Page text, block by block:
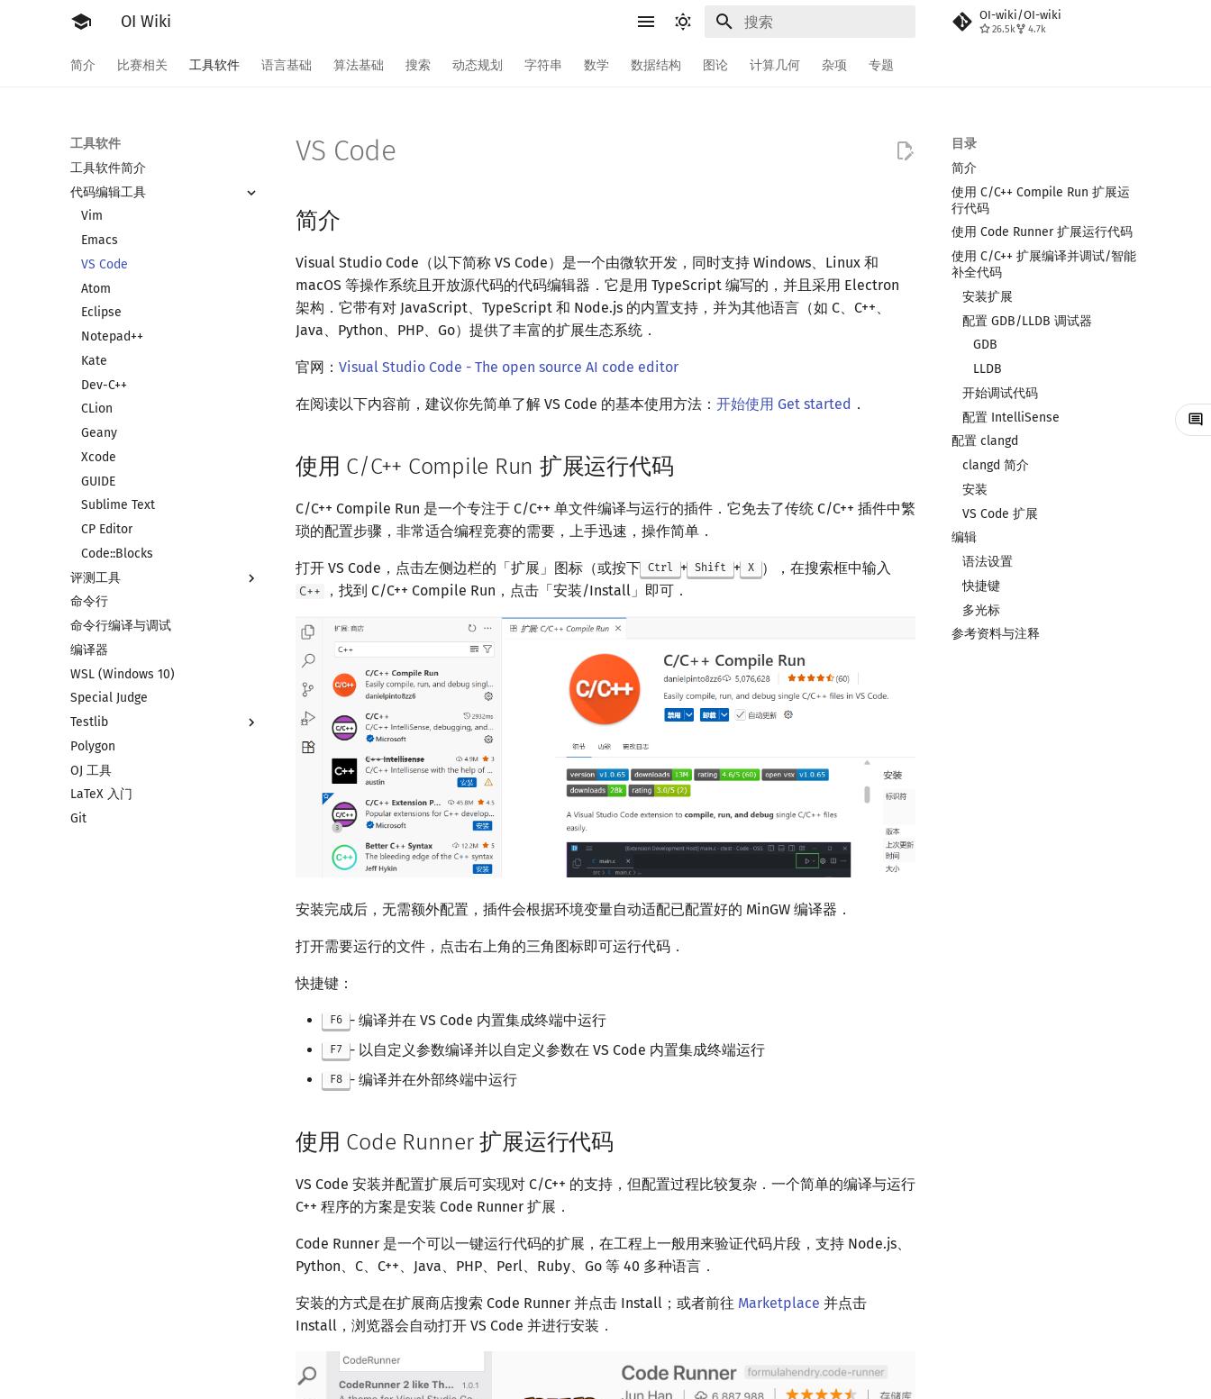
OI Wiki OI-wiki/OI-wiki
26.5k 4.7k
简介 比赛相关 工具软件 语言基础 算法基础 搜索 动态规划 字符串 数学 数据结构 图论 计算几何 杂项 专题
工具软件
工具软件简介
代码编辑工具
Vim
Emacs
VS Code
Atom
Eclipse
Notepad++
Kate
Dev-C++
CLion
Geany
Xcode
GUIDE
Sublime Text
CP Editor
Code::Blocks
评测工具
评测工具简介
Arbiter
Cena
CCR Plus
Lemon
命令行
命令行编译与调试
编译器
WSL (Windows 10)
Special Judge
Testlib
Testlib 简介
通用
Generator
Validator
Polygon
OJ 工具
LaTeX 入门
Git
目录
简介
使用 C/C++ Compile Run 扩展运
行代码
使用 Code Runner 扩展运行代码
使用 C/C++ 扩展编译并调试/智能
补全代码
安装扩展
配置 GDB/LLDB 调试器
GDB
LLDB
开始调试代码
配置 IntelliSense
配置 clangd
clangd 简介
安装
VS Code 扩展
编辑
语法设置
快捷键
多光标
参考资料与注释
VS Code
简介
Visual Studio Code（以下简称 VS Code）是一个由微软开发，同时支持 Windows、Linux 和
macOS 等操作系统且开放源代码的代码编辑器．它是用 TypeScript 编写的，并且采用 Electron
架构．它带有对 JavaScript、TypeScript 和 Node.js 的内置支持，并为其他语言（如 C、C++、
Java、Python、PHP、Go）提供了丰富的扩展生态系统．
官网： Visual Studio Code - The open source AI code editor
在阅读以下内容前，建议你先简单了解 VS Code 的基本使用方法： 开始使用 Get started ．
使用 C/C++ Compile Run 扩展运行代码
C/C++ Compile Run 是一个专注于 C/C++ 单文件编译与运行的插件．它免去了传统 C/C++ 插件中繁
琐的配置步骤，非常适合编程竞赛的需要，上手迅速，操作简单．
打开 VS Code，点击左侧边栏的「扩展」图标（或按下 Ctrl + Shift + X ），在搜索框中输入
C++ ，找到 C/C++ Compile Run，点击「安装/Install」即可．
安装完成后，无需额外配置，插件会根据环境变量自动适配已配置好的 MinGW 编译器．
打开需要运行的文件，点击右上角的三角图标即可运行代码．
快捷键：
F6 - 编译并在 VS Code 内置集成终端中运行
F7 - 以自定义参数编译并以自定义参数在 VS Code 内置集成终端运行
F8 - 编译并在外部终端中运行
使用 Code Runner 扩展运行代码
VS Code 安装并配置扩展后可实现对 C/C++ 的支持，但配置过程比较复杂．一个简单的编译与运行
C++ 程序的方案是安装 Code Runner 扩展．
Code Runner 是一个可以一键运行代码的扩展，在工程上一般用来验证代码片段，支持 Node.js、
Python、C、C++、Java、PHP、Perl、Ruby、Go 等 40 多种语言．
安装的方式是在扩展商店搜索 Code Runner 并点击 Install；或者前往 Marketplace 并点击
Install，浏览器会自动打开 VS Code 并进行安装．